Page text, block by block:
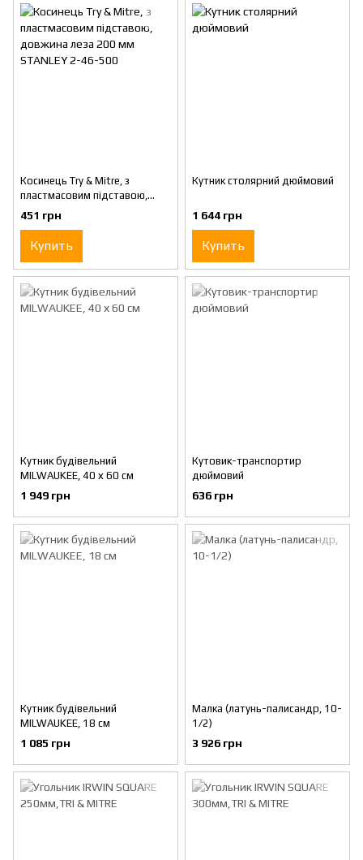
Косинець Try & Mitre, з
пластмасовим підставою,
довжина леза 200 мм
STANLEY 2-46-500
451 грн
Купить
Кутник столярний дюймовий
1 644 грн
Купить
Кутник будівельний
MILWAUKEE, 40 х 60 см
1 949 грн
Кутовик-транспортир
дюймовий
636 грн
Кутник будівельний
MILWAUKEE, 18 см
1 085 грн
Малка (латунь-палисандр, 10-
1/2)
3 926 грн